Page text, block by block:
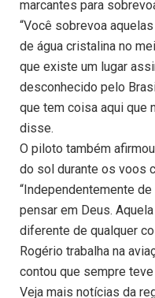
marcantes para
“Você sobrevoa
de água cristalina no
que existe um lugar
desconhecido pelo
que tem coisa aqui que
disse.
O piloto também
do sol durante os voos
“Independentemente
pensar em Deus.
diferente de qualquer
Rogério trabalha na
contou que sempre
Veja mais notícias da